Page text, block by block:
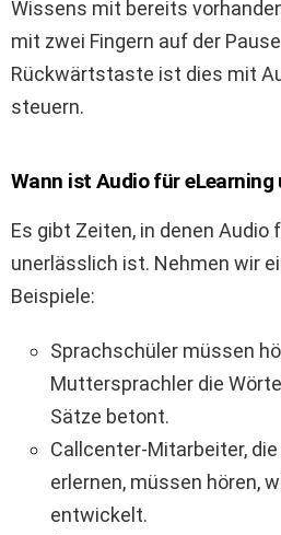
Wissens mit bereits
mit zwei Fingern auf der
Rückwärtstaste ist dies mit
steuern.
Wann ist Audio für
Es gibt Zeiten, in denen Audio
unerlässlich ist. Nehmen wir
Beispiele:
Sprachschüler müssen
Muttersprachler die
Sätze betont.
Callcenter-Mitarbeiter,
erlernen, müssen hören,
entwickelt.